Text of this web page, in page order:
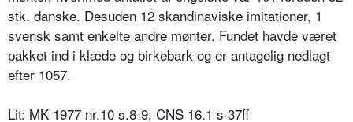
stk. danske. Desuden 12 skandinaviske imitationer, 1
svensk samt enkelte andre mønter. Fundet havde været
pakket ind i klæde og birkebark og er antagelig nedlagt
efter 1057.
Lit: MK 1977 nr.10 s.8-9; CNS 16.1 s·37ff